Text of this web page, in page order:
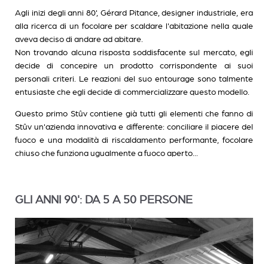
Agli inizi degli anni 80', Gérard Pitance, designer industriale, era
alla ricerca di un focolare per scaldare l'abitazione nella quale
aveva deciso di andare ad abitare.
Non trovando alcuna risposta soddisfacente sul mercato, egli
decide di concepire un prodotto corrispondente ai suoi
personali criteri. Le reazioni del suo entourage sono talmente
entusiaste che egli decide di commercializzare questo modello.
Questo primo Stûv contiene già tutti gli elementi che fanno di
Stûv un'azienda innovativa e differente: conciliare il piacere del
fuoco e una modalità di riscaldamento performante, focolare
chiuso che funziona ugualmente a fuoco aperto...
GLI ANNI 90': DA 5 A 50 PERSONE